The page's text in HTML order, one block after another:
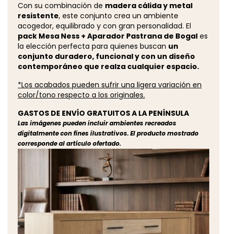
Con su combinación de madera cálida y metal
resistente, este conjunto crea un ambiente
acogedor, equilibrado y con gran personalidad. El
pack Mesa Ness + Aparador Pastrana de Bogal es
la elección perfecta para quienes buscan un
conjunto duradero, funcional y con un diseño
contemporáneo que realza cualquier espacio.
*Los acabados pueden sufrir una ligera variación en
color/tono respecto a los originales.
GASTOS DE ENVÍO GRATUITOS A LA PENÍNSULA
Las imágenes pueden incluir ambientes recreados
digitalmente con fines ilustrativos. El producto mostrado
corresponde al artículo ofertado.